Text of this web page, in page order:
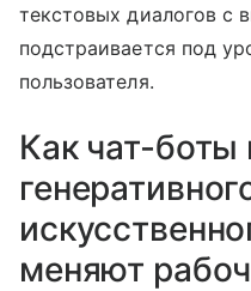
текстовых диалогов с
подстраивается под
пользователя.
Как чат-боты
меняют